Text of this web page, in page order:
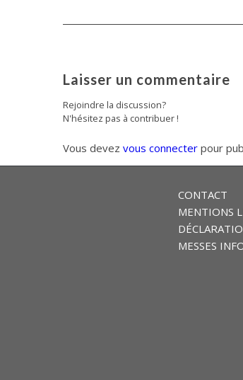
Laisser un commentaire
Rejoindre la discussion?
N'hésitez pas à contribuer !
Vous devez vous connecter pour
CONTACT
MENTIONS
MESSES